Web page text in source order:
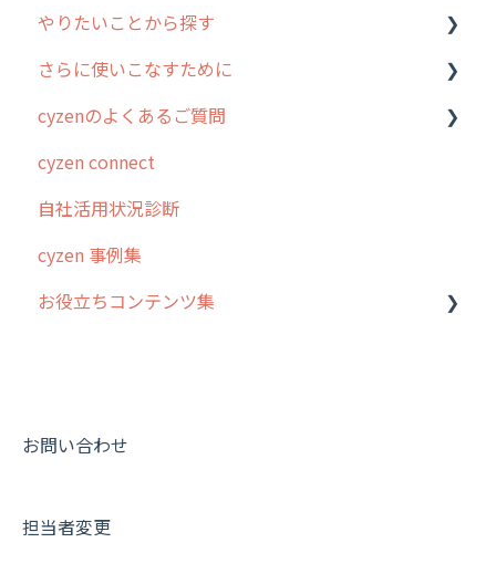
2. 主要機能の概要
3. cyzenの位置情報取得について
4. cyzen利用前の準備：システム管理者編
5. 基本的な使い方：システム管理者編
6. 基本的な使い方：ユーザー編
7. 初心者向けよくある質問集
8. 用語集
【業界業種別】cyzen設定方法
ユーザー・グループ管理
行動管理
予定管理
スポット
ステータス・主観
報告書・行動種別
勤怠管理
帳票出力
商品
アプリの使い始め
ホーム画面
スポット
報告閲覧
予定
日報
履歴
パフォーマンス
お知らせ
やりたいことから探す
行動管理
勤怠管理
予定管理
スポット
ステータス・主観
報告書・行動種別
活動通知
商品
さらに使いこなすために
はじめに
スポット・ステータス関連オプション
交通費自動計算
安全走行支援
写真管理・高画質化
その他オプション
契約・その他
cyzenのよくあるご質問
ログインについて
グループ・ユーザーについて
GPS・位置情報 について
ルート自動記録 について
報告書について
メンバー画面について
cyzen connect
自社活用状況診断
cyzen 事例集
お役立ちコンテンツ集
動画集：共通
お問い合わせ
担当者変更